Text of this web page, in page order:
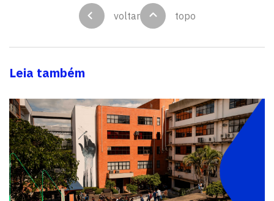
voltar topo
Leia também